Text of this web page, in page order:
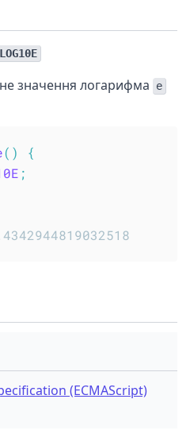
значення логарифма e
( )
{
;
(ECMAScript)